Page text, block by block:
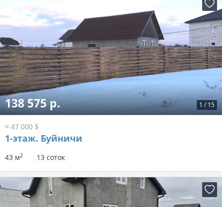
1 / 15
138 575 р.
≈ 47 000 $
1-этаж. Буйничи
43 м2 13 соток